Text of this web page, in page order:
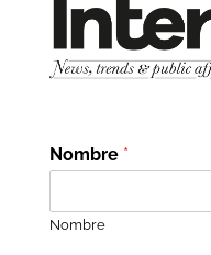
Nombre *
Nombre